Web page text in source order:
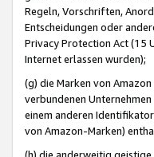
Regeln, Vorschriften,
Entscheidungen oder
Privacy Protection Act (15
Internet erlassen wurden);
(g) die Marken von
verbundenen
einem anderen
von Amazon-Marken)
(h) die anderweitig